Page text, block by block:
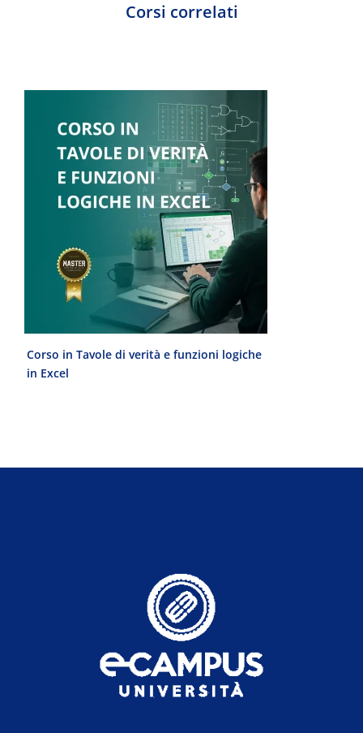
Corsi correlati
Corso in Tavole di verità e funzioni logiche
in Excel